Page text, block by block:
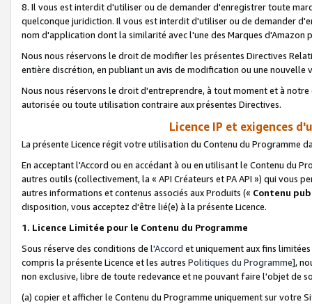
8. Il vous est interdit d'utiliser ou de demander d'enregistrer toute
quelconque juridiction. Il vous est interdit d'utiliser ou de demander
nom d'application dont la similarité avec l'une des Marques
Nous nous réservons le droit de modifier les présentes Directives
entière discrétion, en publiant un avis de modification ou une nouvelle
Nous nous réservons le droit d'entreprendre, à tout moment et à
autorisée ou toute utilisation contraire aux présentes Directives.
Licence IP et exigences
La présente Licence régit votre utilisation du Contenu du Programme
En acceptant l'Accord ou en accédant à ou en utilisant le Contenu du
autres outils (collectivement, la « API Créateurs et PA API ») qui vous
autres informations et contenus associés aux Produits (« Contenu
disposition, vous acceptez d'être lié(e) à la présente Licence.
1. Licence Limitée pour le Contenu du Programme
Sous réserve des conditions de l'Accord et uniquement aux fins
compris la présente Licence et les autres Politiques du Programme],
non exclusive, libre de toute redevance et ne pouvant faire l'objet de
(a) copier et afficher le Contenu du Programme uniquement sur votre